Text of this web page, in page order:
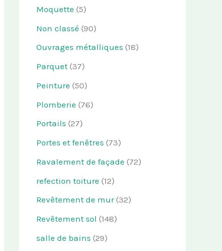
Moquette (5)
Non classé (90)
Ouvrages métalliques (18)
Parquet (37)
Peinture (50)
Plomberie (76)
Portails (27)
Portes et fenêtres (73)
Ravalement de façade (72)
refection toiture (12)
Revêtement de mur(32)
Revêtement sol (148)
salle de bains (29)